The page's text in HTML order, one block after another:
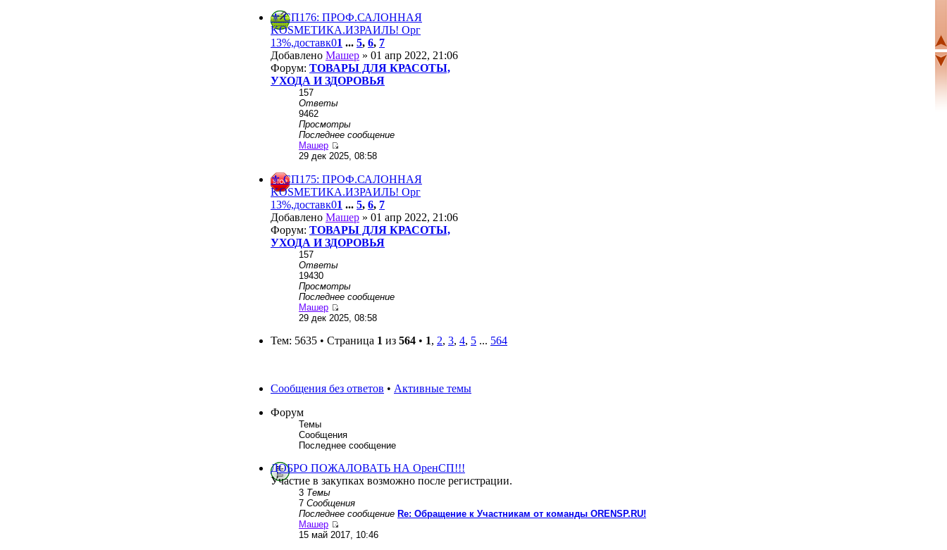
⚜️ СП176: ПРОФ.САЛОННАЯ
KОSMЕТИКA.ИЗРАИЛЬ! Орг
13%,доставк01 ... 5, 6, 7
Добавлено Машер » 01 апр 2022, 21:06
Форум: ТОВАРЫ ДЛЯ КРАСОТЫ,
УХОДА И ЗДОРОВЬЯ
157
Ответы
9462
Просмотры
Последнее сообщение
Машер
29 дек 2025, 08:58
⚜️ СП175: ПРОФ.САЛОННАЯ
KОSMЕТИКA.ИЗРАИЛЬ! Орг
13%,доставк01 ... 5, 6, 7
Добавлено Машер » 01 апр 2022, 21:06
Форум: ТОВАРЫ ДЛЯ КРАСОТЫ,
УХОДА И ЗДОРОВЬЯ
157
Ответы
19430
Просмотры
Последнее сообщение
Машер
29 дек 2025, 08:58
Тем: 5635 • Страница 1 из 564 • 1, 2, 3, 4, 5 ... 564
Сообщения без ответов • Активные темы
Форум
Темы
Сообщения
Последнее сообщение
ДОБРО ПОЖАЛОВАТЬ НА ОренСП!!!
Участие в закупках возможно после регистрации.
3 Темы
7 Сообщения
Последнее сообщение Re: Обращение к Участникам от команды ORENSP.RU!
Машер
15 май 2017, 10:46